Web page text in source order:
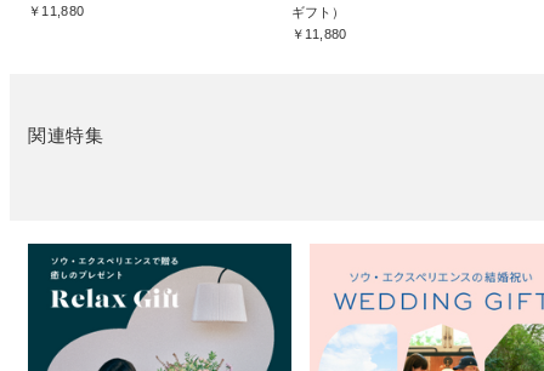
￥11,880
ギフト）
￥11,880
関連特集